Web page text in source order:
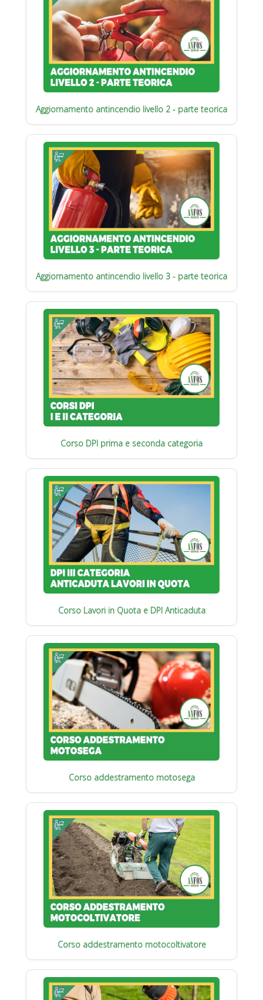
Aggiornamento antincendio livello 2 - parte teorica
Aggiornamento antincendio livello 3 - parte teorica
Corso DPI prima e seconda categoria
Corso Lavori in Quota e DPI Anticaduta
Corso addestramento motosega
Corso addestramento motocoltivatore